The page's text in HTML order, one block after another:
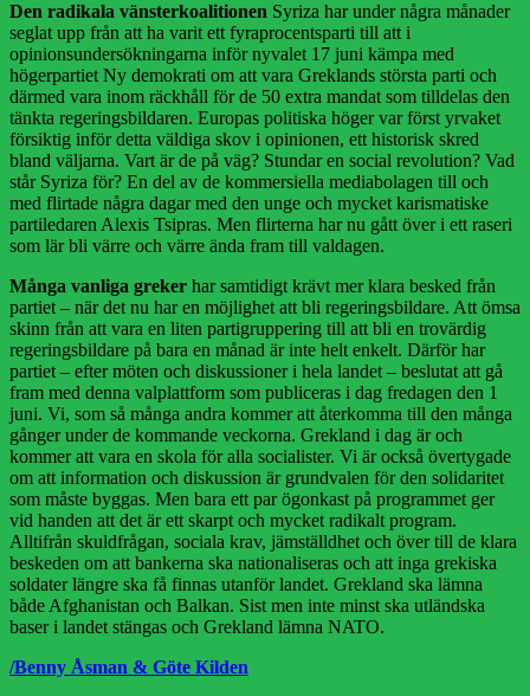
Den radikala vänsterkoalitionen Syriza har under några månader
seglat upp från att ha varit ett fyraprocentsparti till att i
opinionsundersökningarna inför nyvalet 17 juni kämpa med
högerpartiet Ny demokrati om att vara Greklands största parti och
därmed vara inom räckhåll för de 50 extra mandat som tilldelas den
tänkta regeringsbildaren. Europas politiska höger var först yrvaket
försiktig inför detta väldiga skov i opinionen, ett historisk skred
bland väljarna. Vart är de på väg? Stundar en social revolution? Vad
står Syriza för? En del av de kommersiella mediabolagen till och
med flirtade några dagar med den unge och mycket karismatiske
partiledaren Alexis Tsipras. Men flirterna har nu gått över i ett raseri
som lär bli värre och värre ända fram till valdagen.
Många vanliga greker har samtidigt krävt mer klara besked från
partiet – när det nu har en möjlighet att bli regeringsbildare. Att ömsa
skinn från att vara en liten partigruppering till att bli en trovärdig
regeringsbildare på bara en månad är inte helt enkelt. Därför har
partiet – efter möten och diskussioner i hela landet – beslutat att gå
fram med denna valplattform som publiceras i dag fredagen den 1
juni. Vi, som så många andra kommer att återkomma till den många
gånger under de kommande veckorna. Grekland i dag är och
kommer att vara en skola för alla socialister. Vi är också övertygade
om att information och diskussion är grundvalen för den solidaritet
som måste byggas. Men bara ett par ögonkast på programmet ger
vid handen att det är ett skarpt och mycket radikalt program.
Alltifrån skuldfrågan, sociala krav, jämställdhet och över till de klara
beskeden om att bankerna ska nationaliseras och att inga grekiska
soldater längre ska få finnas utanför landet. Grekland ska lämna
både Afghanistan och Balkan. Sist men inte minst ska utländska
baser i landet stängas och Grekland lämna NATO.
/Benny Åsman & Göte Kilden